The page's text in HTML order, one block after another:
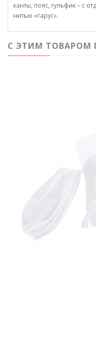
канты, пояс, гульфик – с
нитью «гарус».
С ЭТИМ ТОВАРОМ